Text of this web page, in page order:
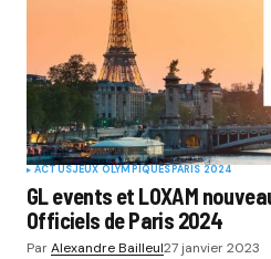
ACTUSJEUX OLYMPIQUESPARIS 2024
GL events et LOXAM
Officiels de Paris 2024
ParAlexandre Bailleul27 janvier 2023